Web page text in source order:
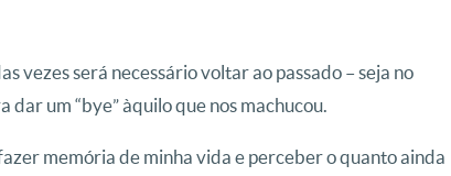
vezes será necessário voltar ao passado – seja no
dar um “bye” àquilo que nos machucou.
memória de minha vida e perceber o quanto ainda